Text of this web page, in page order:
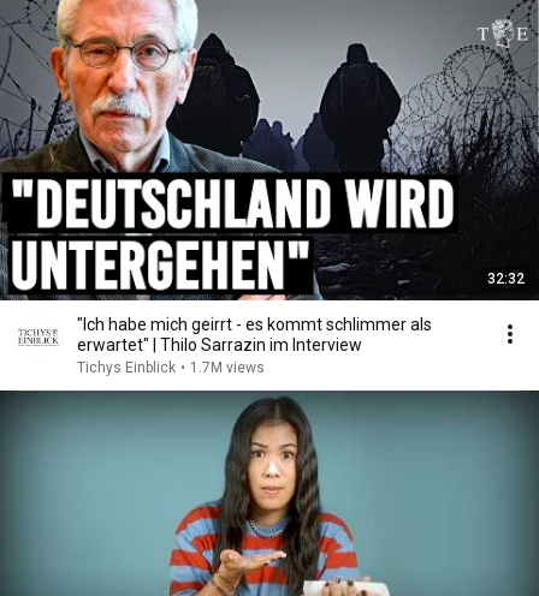
32:32
"Ich habe mich geirrt - es kommt schlimmer als
erwartet" | Thilo Sarrazin im Interview
Tichys Einblick • 1.7M views